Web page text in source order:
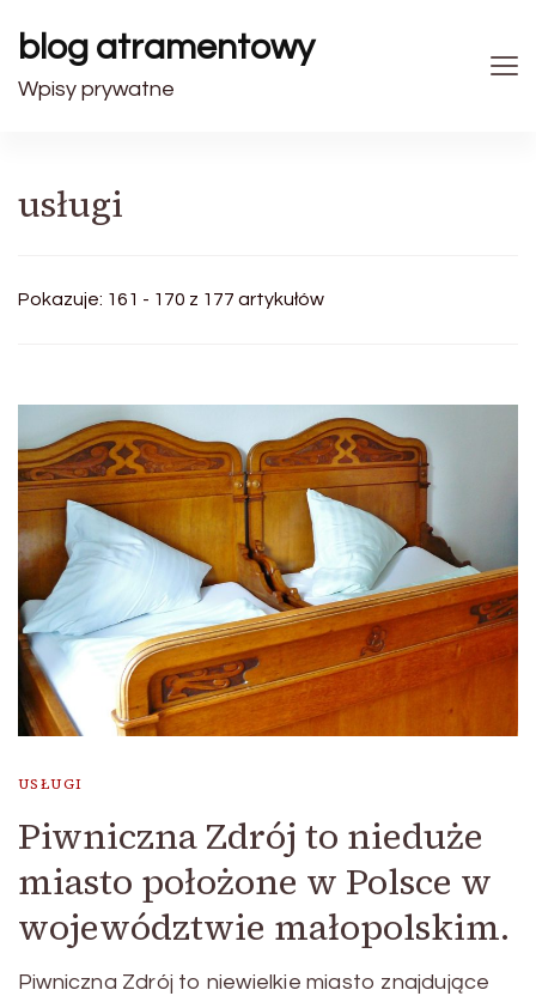
blog atramentowy
Wpisy prywatne
usługi
Pokazuje: 161 - 170 z 177 artykułów
USŁUGI
Piwniczna Zdrój to nieduże
miasto położone w Polsce w
województwie małopolskim.
Piwniczna Zdrój to niewielkie miasto znajdujące